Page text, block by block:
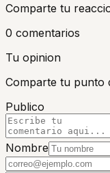
Comparte tu
0 comentarios
Tu opinion
Comparte tu punto
Publico
Nombre